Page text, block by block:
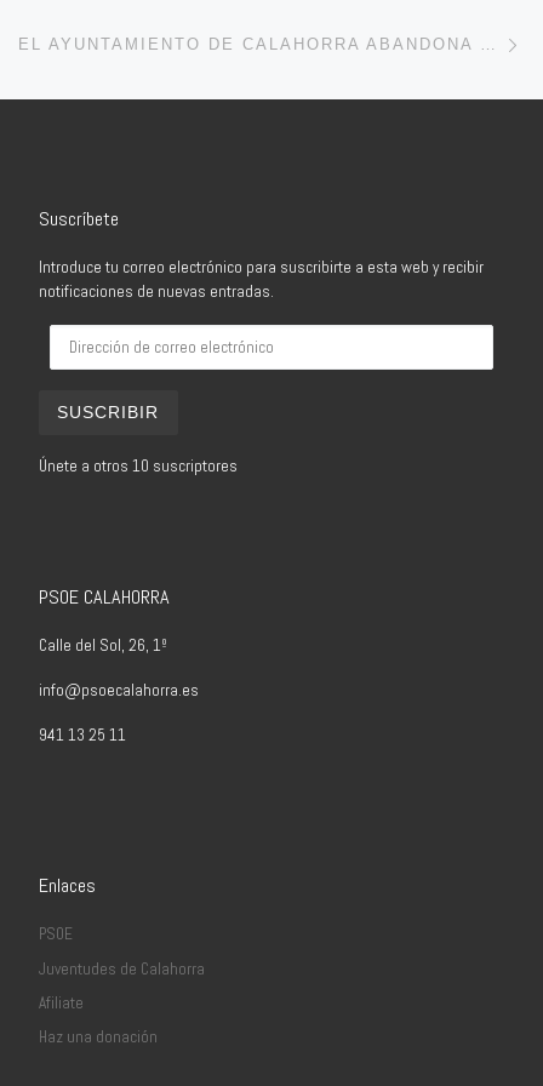
Suscríbete
Introduce tu correo electrónico para suscribirte a esta web y recibir
notificaciones de nuevas entradas.
SUSCRIBIR
Únete a otros 10 suscriptores
PSOE CALAHORRA
Calle del Sol, 26, 1º
info@psoecalahorra.es
941 13 25 11
Enlaces
PSOE
Juventudes de Calahorra
Afiliate
Haz una donación